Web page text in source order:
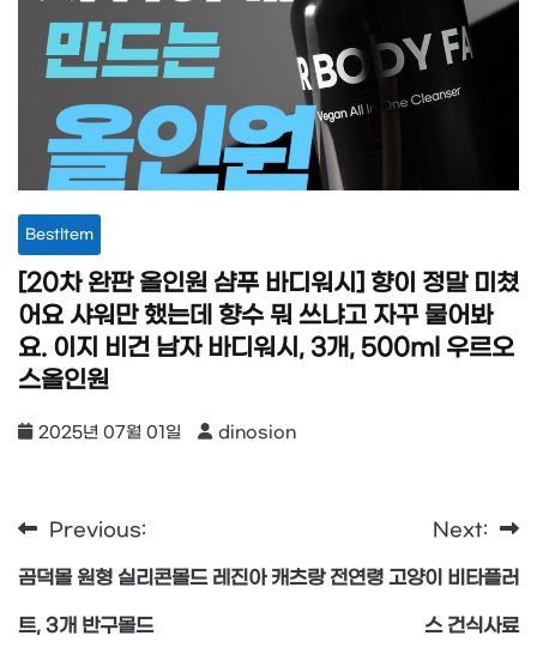
BestItem
[20차 완판 올인원 샴푸 바디워시] 향이 정말 미쳤
어요 샤워만 했는데 향수 뭐 쓰냐고 자꾸 물어봐
요. 이지 비건 남자 바디워시, 3개, 500ml 우르오
스올인원
2025년 07월 01일 dinosion
글
탐
Previous:
곰덕몰 원형 실리콘몰드 레진아
트, 3개 반구몰드
Next:
캐츠랑 전연령 고양이 비타플러
스 건식사료